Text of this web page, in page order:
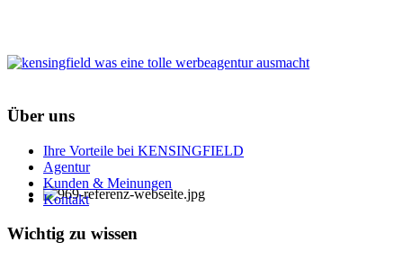
Über uns
Ihre Vorteile bei KENSINGFIELD
Agentur
Kunden & Meinungen
Kontakt
Wichtig zu wissen